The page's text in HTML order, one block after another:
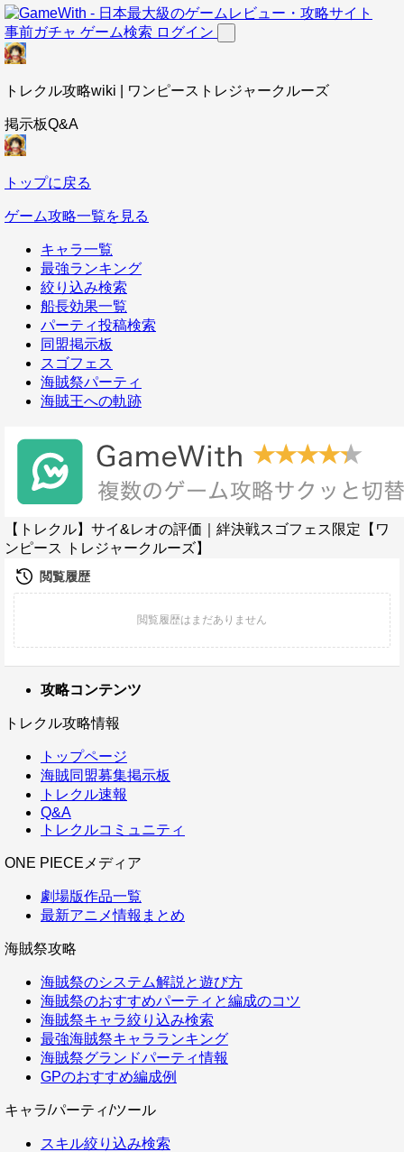
事前ガチャ ゲーム検索 ログイン
トレクル攻略wiki | ワンピーストレジャークルーズ
掲示板Q&A
トップに戻る
ゲーム攻略一覧を見る
キャラ一覧
最強ランキング
絞り込み検索
船長効果一覧
パーティ投稿検索
同盟掲示板
スゴフェス
海賊祭パーティ
海賊王への軌跡
【トレクル】サイ&レオの評価｜絆決戦スゴフェス限定【ワ
ンピース トレジャークルーズ】
攻略コンテンツ
トレクル攻略情報
トップページ
海賊同盟募集掲示板
トレクル速報
Q&A
トレクルコミュニティ
ONE PIECEメディア
劇場版作品一覧
最新アニメ情報まとめ
海賊祭攻略
海賊祭のシステム解説と遊び方
海賊祭のおすすめパーティと編成のコツ
海賊祭キャラ絞り込み検索
最強海賊祭キャラランキング
海賊祭グランドパーティ情報
GPのおすすめ編成例
キャラ/パーティ/ツール
スキル絞り込み検索